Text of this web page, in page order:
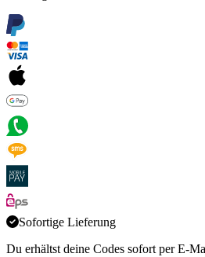
Sofortige Lieferung
Du erhältst deine Codes sofort per E-